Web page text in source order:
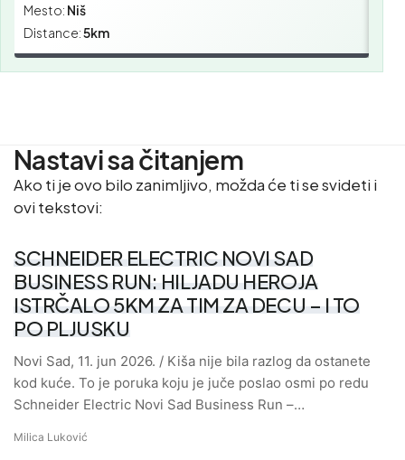
Mesto: Niš
Distance:5km
Nastavi sa čitanjem
Ako ti je ovo bilo zanimljivo, možda će ti se svideti i
ovi tekstovi:
SCHNEIDER ELECTRIC NOVI SAD
BUSINESS RUN: HILJADU HEROJA
ISTRČALO 5KM ZA TIM ZA DECU – I TO
PO PLJUSKU
Novi Sad, 11. jun 2026. / Kiša nije bila razlog da ostanete
kod kuće. To je poruka koju je juče poslao osmi po redu
Schneider Electric Novi Sad Business Run –…
Milica Luković